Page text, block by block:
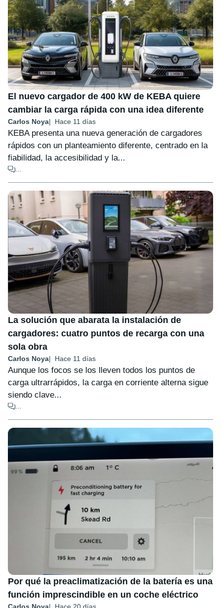
El nuevo cargador de 400 kW de KEBA quiere
cambiar la carga rápida con una idea diferente
Carlos Noya Hace 11 días
KEBA presenta una nueva generación de cargadores
rápidos con un planteamiento diferente, centrado en la
fiabilidad, la accesibilidad y la...
La solución que abarata la instalación de
cargadores: cuatro puntos de recarga con una
sola obra
Carlos Noya Hace 11 días
Aunque los focos se los lleven todos los puntos de
carga ultrarrápidos, la carga en corriente alterna sigue
siendo clave...
...
Por qué la preaclimatización de la batería es una
función imprescindible en un coche eléctrico